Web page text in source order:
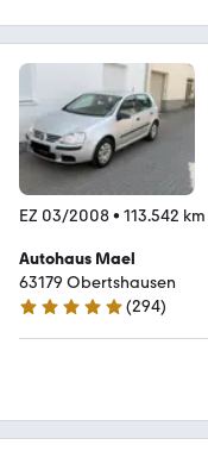
EZ 03/2008• 113.542 km
Autohaus Mael
63179 Obertshausen
4.9 Sterne
(294)